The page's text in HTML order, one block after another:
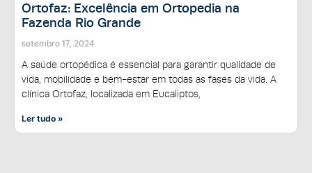
Ortofaz: Excelência em Ortopedia na
Fazenda Rio Grande
setembro 17, 2024
A saúde ortopédica é essencial para garantir qualidade de
vida, mobilidade e bem-estar em todas as fases da vida. A
clínica Ortofaz, localizada em Eucaliptos,
Ler tudo »